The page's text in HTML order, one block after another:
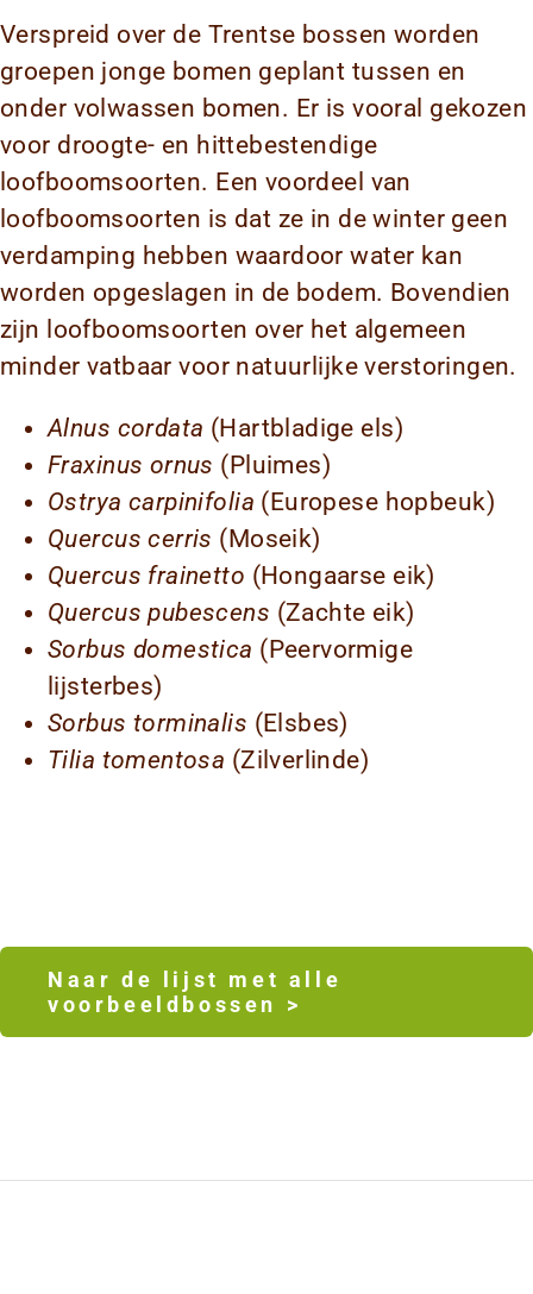
Verspreid over de Trentse bossen worden
groepen jonge bomen geplant tussen en
onder volwassen bomen. Er is vooral gekozen
voor droogte- en hittebestendige
loofboomsoorten. Een voordeel van
loofboomsoorten is dat ze in de winter geen
verdamping hebben waardoor water kan
worden opgeslagen in de bodem. Bovendien
zijn loofboomsoorten over het algemeen
minder vatbaar voor natuurlijke verstoringen.
Alnus cordata (Hartbladige els)
Fraxinus ornus (Pluimes)
Ostrya carpinifolia (Europese hopbeuk)
Quercus cerris (Moseik)
Quercus frainetto (Hongaarse eik)
Quercus pubescens (Zachte eik)
Sorbus domestica (Peervormige
lijsterbes)
Sorbus torminalis (Elsbes)
Tilia tomentosa (Zilverlinde)
Naar de lijst met alle
voorbeeldbossen >